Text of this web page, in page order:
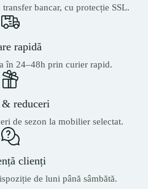
bancar, cu protecție SSL.
rapidă
în 24–48h prin curier rapid.
reduceri
de sezon la mobilier selectat.
clienți
de luni până sâmbătă.